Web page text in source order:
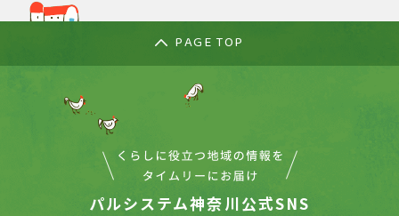
PAGE TOP
パルシステム神奈川公式SNS